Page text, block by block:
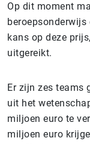
Op dit moment
kans op deze
uitgereikt.
Er zijn zes teams
uit het
miljoen euro te
miljoen euro